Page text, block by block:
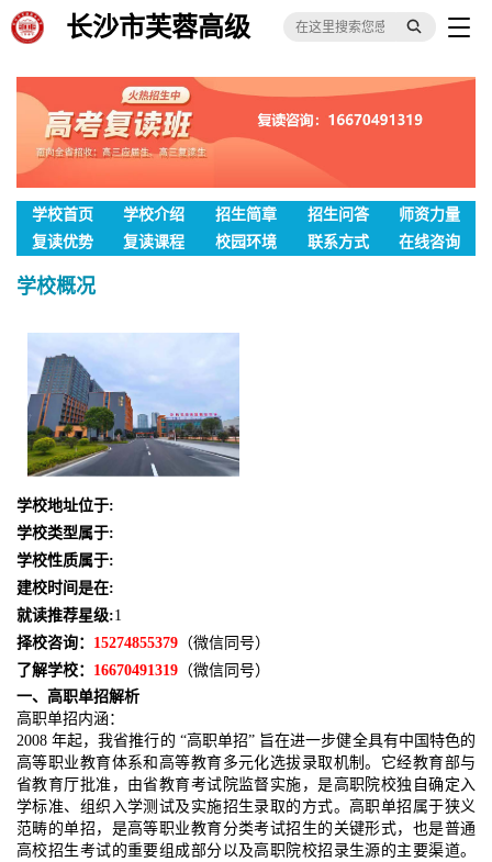
长沙市芙蓉高级
中学单招培训部
学校首页 学校介绍 招生简章 招生问答
师资力量
复读优势
复读课程 校园环境 联系方式 在线咨询
学校概况
学校地址位于:
学校类型属于:
学校性质属于:
建校时间是在:
就读推荐星级:1
择校咨询： 15274855379 （微信同号）
了解学校： 16670491319 （微信同号）
一、高职单招解析
高职单招内涵：
2008 年起，我省推行的 “高职单招” 旨在进一步健全具有中国特色的
高等职业教育体系和高等教育多元化选拔录取机制。它经教育部与
省教育厅批准，由省教育考试院监督实施，是高职院校独自确定入
学标准、组织入学测试及实施招生录取的方式。高职单招属于狭义
范畴的单招，是高等职业教育分类考试招生的关键形式，也是普通
高校招生考试的重要组成部分以及高职院校招录生源的主要渠道。